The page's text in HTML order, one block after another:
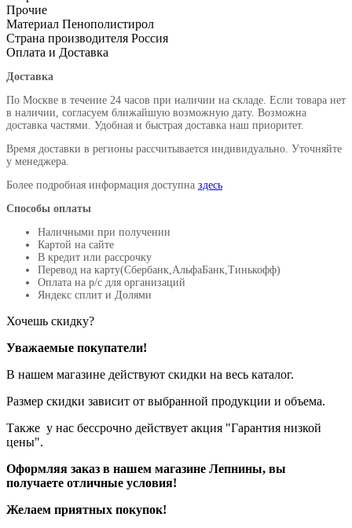
Прочие
Материал Пенополистирол
Страна производителя Россия
Оплата и Доставка
Доставка
По Москве в течение 24 часов при наличии на складе. Если товара нет
в наличии, согласуем ближайшую возможную дату. Возможна
доставка частями. Удобная и быстрая доставка наш приоритет.
Время доставки в регионы рассчитывается индивидуально. Уточняйте
у менеджера.
Более подробная информация доступна здесь
Способы оплаты
Наличными при получении
Картой на сайте
В кредит или рассрочку
Перевод на карту(Сбербанк,АльфаБанк,Тинькофф)
Оплата на р/c для организаций
Яндекс сплит и Долями
Хочешь скидку?
Уважаемые покупатели!
В нашем магазине действуют скидки на весь каталог.
Размер скидки зависит от выбранной продукции и объема.
Также у нас бессрочно действует акция "Гарантия низкой
цены".
Оформляя заказ в нашем магазине Лепнины, вы
получаете отличные условия!
Желаем приятных покупок!